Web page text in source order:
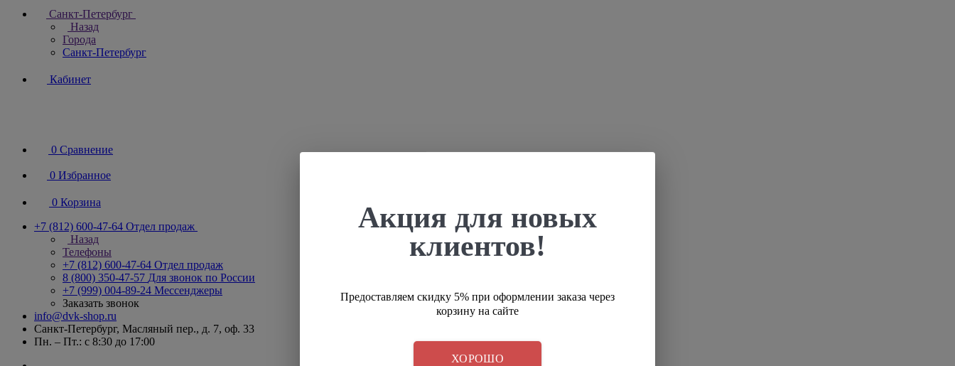
Санкт-Петербург
Назад
Города
Санкт-Петербург
Кабинет
0 Сравнение
0 Избранное
0 Корзина
+7 (812) 600-47-64 Отдел продаж
Назад
Телефоны
+7 (812) 600-47-64 Отдел продаж
8 (800) 350-47-57 Для звонок по России
+7 (999) 004-89-24 Мессенджеры
Заказать звонок
info@dvk-shop.ru
Санкт-Петербург, Масляный пер., д. 7, оф. 33
Пн. – Пт.: с 8:30 до 17:00
Акция для новых
клиентов!
Предоставляем скидку 5% при оформлении заказа через
корзину на сайте
ХОРОШО